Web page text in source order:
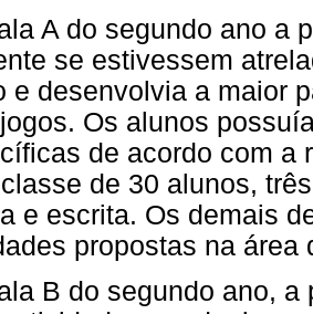
A do segundo ano a
se estivessem
e desenvolvia a maior
Os alunos
de acordo com a
de 30 alunos,
e escrita. Os demais
propostas na
B do segundo ano,